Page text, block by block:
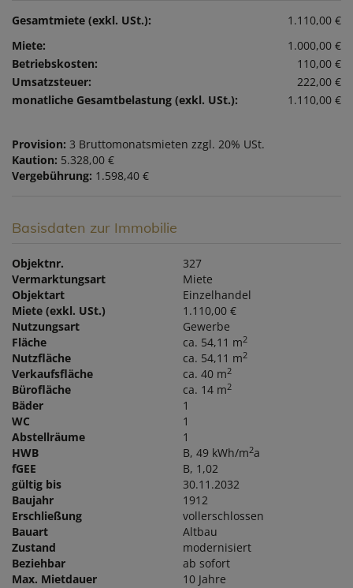
Gesamtmiete (exkl. USt.):
1.110,00 €
Miete:
1.000,00 €
Betriebskosten:
110,00 €
Umsatzsteuer:
222,00 €
monatliche Gesamtbelastung (exkl. USt.):
1.110,00 €
Provision: 3 Bruttomonatsmieten zzgl. 20% USt.
Kaution: 5.328,00 €
Vergebührung: 1.598,40 €
Basisdaten zur Immobilie
Objektnr.
327
Vermarktungsart
Miete
Objektart
Einzelhandel
Miete (exkl. USt.)
1.110,00 €
Nutzungsart
Gewerbe
Fläche
ca. 54,11 m2
Nutzfläche ca. 54,11 m2
Verkaufsfläche ca. 40 m2
Bürofläche ca. 14 m2
Bäder
1
WC
1
Abstellräume
1
HWB
B, 49 kWh/m2a
fGEE
B, 1,02
gültig bis
30.11.2032
Baujahr
1912
Erschließung
vollerschlossen
Bauart
Altbau
Zustand
modernisiert
Beziehbar
ab sofort
Max. Mietdauer
10 Jahre